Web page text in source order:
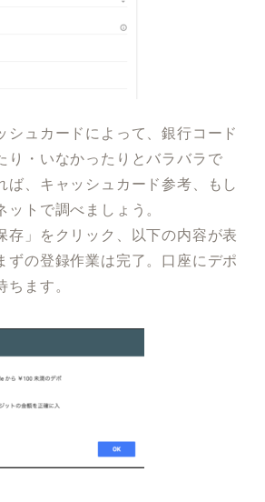
シュカードによって、銀行コード
り・いなかったりとバラバラで
ば、キャッシュカード参考、もし
ットで調べましょう。
存」をクリック、以下の内容が表
ずの登録作業は完了。口座にデポ
ちます。